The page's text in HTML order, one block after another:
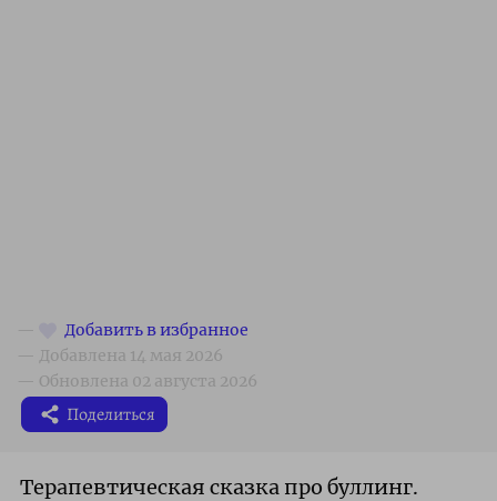
Поделиться
Терапевтическая сказка про буллинг.